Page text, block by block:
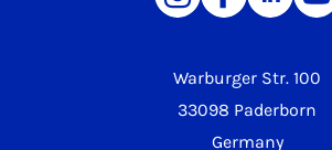
Warburger Str. 100
33098 Paderborn
Germany